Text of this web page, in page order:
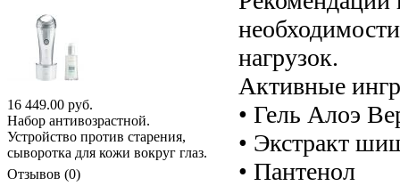
нагрузок.
Активные
• Гель Алоэ
• Экстракт
• Пантенол
16 449.00 руб.
Набор антивозрастной.
Устройство против старения,
сыворотка для кожи вокруг глаз.
Отзывов (0)